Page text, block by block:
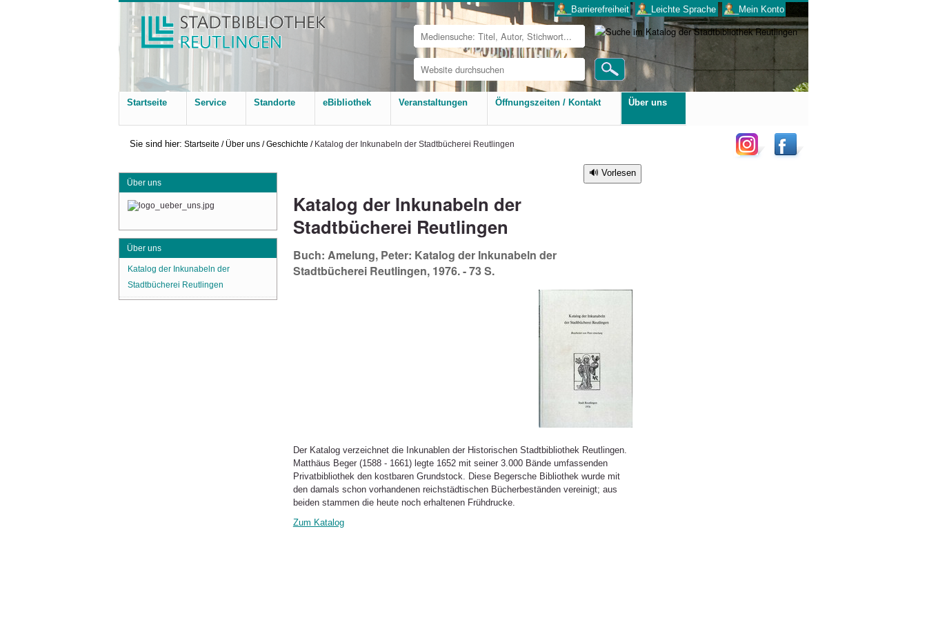
Website
durchsuchen
Erweiterte
Suche…
___Barrierefreiheit ___Leichte Sprache ___Mein Konto
Startseite Service Standorte eBibliothek Veranstaltungen Öffnungszeiten / Kontakt Über uns
Sie sind hier: Startseite / Über uns /Geschichte / Katalog der Inkunabeln der Stadtbücherei Reutlingen
Vorlesen
Katalog der Inkunabeln der
Stadtbücherei Reutlingen
Buch: Amelung, Peter: Katalog der Inkunabeln der
Stadtbücherei Reutlingen, 1976. - 73 S.
Der Katalog verzeichnet die Inkunablen der Historischen Stadtbibliothek Reutlingen.
Matthäus Beger (1588 - 1661) legte 1652 mit seiner 3.000 Bände umfassenden
Privatbibliothek den kostbaren Grundstock. Diese Begersche Bibliothek wurde mit
den damals schon vorhandenen reichstädtischen Bücherbeständen vereinigt; aus
beiden stammen die heute noch erhaltenen Frühdrucke.
Zum Katalog
Über uns
Über uns
Katalog der Inkunabeln der
Stadtbücherei Reutlingen